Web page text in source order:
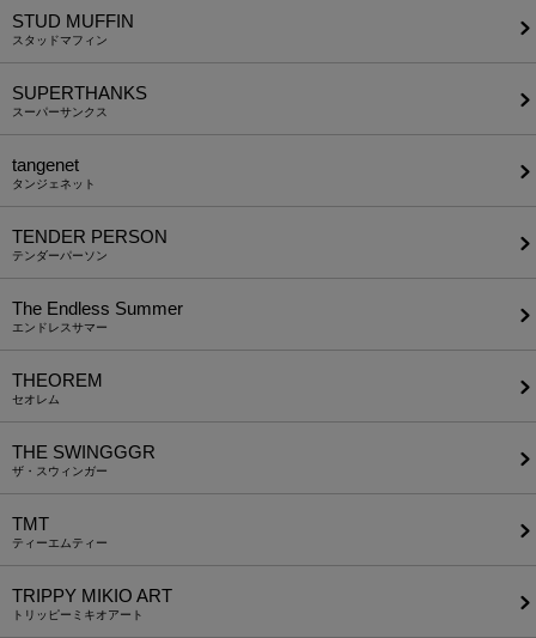
STUD MUFFIN
スタッドマフィン
SUPERTHANKS
スーパーサンクス
tangenet
タンジェネット
TENDER PERSON
テンダーパーソン
The Endless Summer
エンドレスサマー
THEOREM
セオレム
THE SWINGGGR
ザ・スウィンガー
TMT
ティーエムティー
TRIPPY MIKIO ART
トリッピーミキオアート